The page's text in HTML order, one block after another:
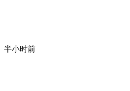
半小时前